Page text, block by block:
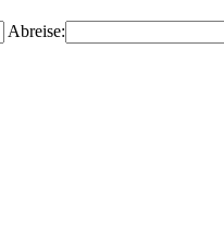
Abreise: